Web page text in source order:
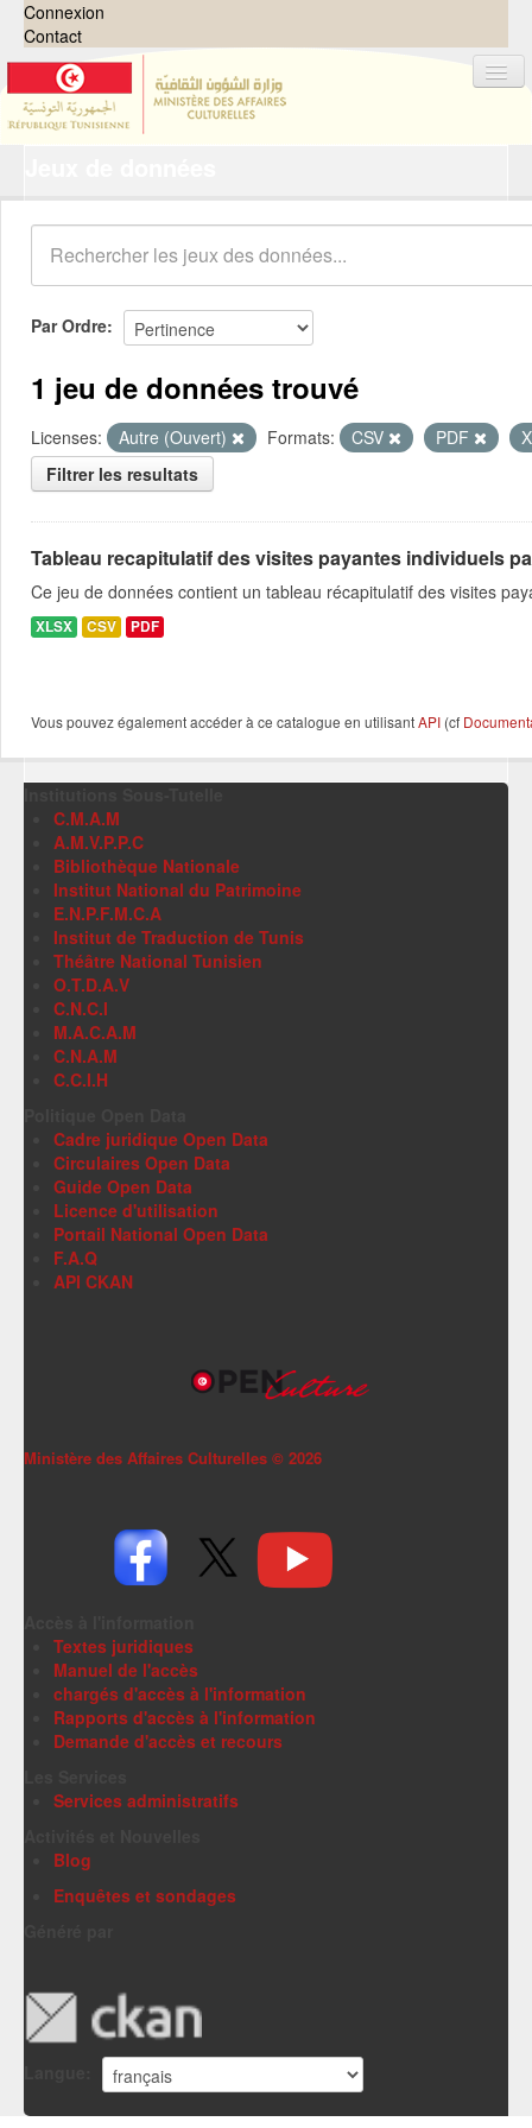
Connexion
Contact
Organisations
Groupes
Demandes 0
À propos
Par Ordre
1 jeu de données trouvé
Licenses: Autre (Ouvert) Formats: CSV PDF
Filtrer les resultats
Tableau recapitulatif des visites payantes individuels
Ce jeu de données contient un tableau récapitulatif des visites
XLSX CSV PDF
Vous pouvez également accéder à ce catalogue en utilisantAPI (cf
C.M.A.M
A.M.V.P.P.C
Bibliothèque Nationale
Institut National du Patrimoine
E.N.P.F.M.C.A
Institut de Traduction de Tunis
Théâtre National Tunisien
O.T.D.A.V
C.N.C.I
M.A.C.A.M
C.N.A.M
C.C.I.H
Cadre juridique Open Data
Circulaires Open Data
Guide Open Data
Licence d'utilisation
Portail National Open Data
F.A.Q
API CKAN
Ministère des Affaires Culturelles © 2026
Textes juridiques
Manuel de l'accès
chargés d'accès à l'information
Rapports d'accès à l'information
Demande d'accès et recours
Services administratifs
Blog
Enquêtes et sondages